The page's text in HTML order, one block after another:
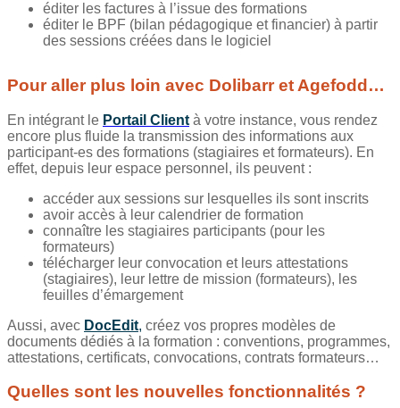
éditer les factures à l’issue des formations
éditer le BPF (bilan pédagogique et financier) à partir
des sessions créées dans le logiciel
Pour aller plus loin avec Dolibarr et Agefodd…
En intégrant le Portail Client à votre instance, vous rendez
encore plus fluide la transmission des informations aux
participant-es des formations (stagiaires et formateurs). En
effet, depuis leur espace personnel, ils peuvent :
accéder aux sessions sur lesquelles ils sont inscrits
avoir accès à leur calendrier de formation
connaître les stagiaires participants (pour les
formateurs)
télécharger leur convocation et leurs attestations
(stagiaires), leur lettre de mission (formateurs), les
feuilles d’émargement
Aussi, avec DocEdit, créez vos propres modèles de
documents dédiés à la formation : conventions, programmes,
attestations, certificats, convocations, contrats formateurs…
Quelles sont les nouvelles fonctionnalités ?